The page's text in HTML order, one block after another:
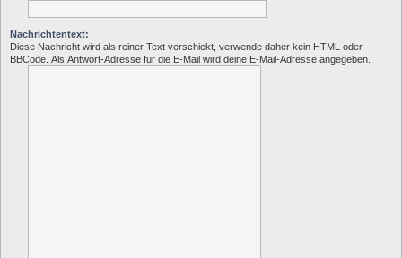
Nachrichtentext:
Diese Nachricht wird als reiner Text verschickt, verwende daher kein HTML oder
BBCode. Als Antwort-Adresse für die E-Mail wird deine E-Mail-Adresse angegeben.